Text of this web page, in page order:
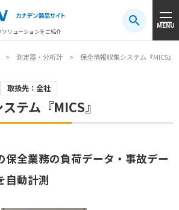
リューションをご紹介
MENU
#AGV #防爆#アシストスーツ
測定器・分析計 保全情報収集システム『MICS』
取扱先：全社
テム『MICS』
保全業務の負荷データ・事故デー
自動計測